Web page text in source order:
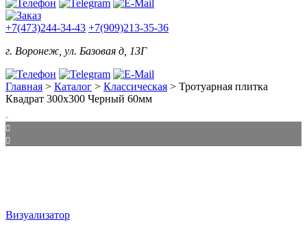
+7(473)244-34-43 +7(909)213-35-36
г. Воронеж, ул. Базовая д, 13Г
Главная > Каталог > Классическая > Тротуарная плитка
Квадрат 300х300 Черный 60мм
Визуализатор